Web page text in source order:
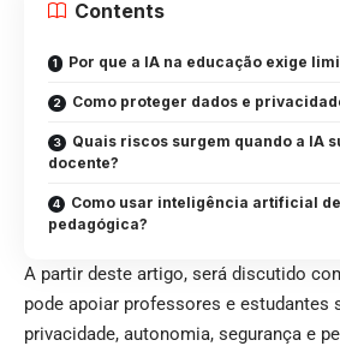
Contents
Por que a IA na educação exige
Como proteger dados e
Quais riscos surgem quando a IA
docente?
Como usar inteligência artificial
pedagógica?
A partir deste artigo, será discutido
pode apoiar professores e estudantes
privacidade, autonomia, segurança e